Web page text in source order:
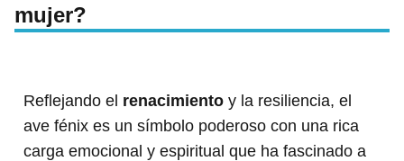
mujer?
Reflejando el renacimiento y la resiliencia, el
ave fénix es un símbolo poderoso con una rica
carga emocional y espiritual que ha fascinado a